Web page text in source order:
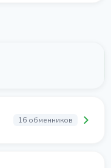
16 обменников